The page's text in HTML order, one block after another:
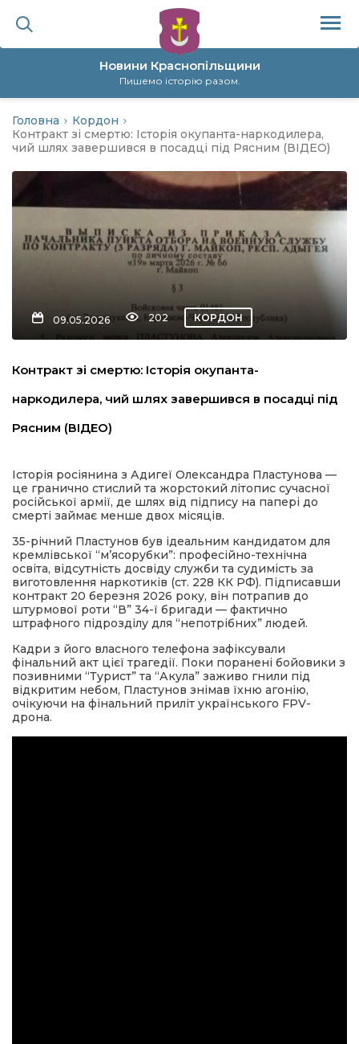
Новини Краснопільщини
Пишемо історію разом.
політика
Головна
Кордон
Контракт зі смертю: Історія окупанта-наркодилера,
чий шлях завершився в посадці під Рясним (ВІДЕО)
09.05.2026 202 КОРДОН
Контракт зі смертю: Історія окупанта-
наркодилера, чий шлях завершився в посадці під
Рясним (ВІДЕО)
Історія росіянина з Адигеї Олександра Пластунова —
це гранично стислий та жорстокий літопис сучасної
російської армії, де шлях від підпису на папері до
смерті займає менше двох місяців.
35-річний Пластунов був ідеальним кандидатом для
кремлівської “м’ясорубки”: професійно-технічна
освіта, відсутність досвіду служби та судимість за
виготовлення наркотиків (ст. 228 КК РФ). Підписавши
контракт 20 березня 2026 року, він потрапив до
штурмової роти “В” 34-ї бригади — фактично
штрафного підрозділу для “непотрібних” людей.
Кадри з його власного телефона зафіксували
фінальний акт цієї трагедії. Поки поранені бойовики з
позивними “Турист” та “Акула” заживо гнили під
відкритим небом, Пластунов знімав їхню агонію,
очікуючи на фінальний приліт українського FPV-
дрона.